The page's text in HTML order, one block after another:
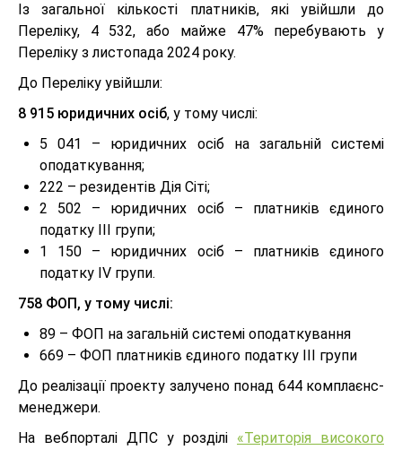
Із загальної кількості платників, які увійшли до
Переліку, 4 532, або майже 47% перебувають у
Переліку з листопада 2024 року.
До Переліку увійшли:
8 915 юридичних осіб, у тому числі:
5 041 – юридичних осіб на загальній системі
оподаткування;
222 – резидентів Дія Сіті;
2 502 – юридичних осіб – платників єдиного
податку ІІІ групи;
1 150 – юридичних осіб – платників єдиного
податку IV групи.
758 ФОП, у тому числі:
89 – ФОП на загальній системі оподаткування
669 – ФОП платників єдиного податку ІІІ групи
До реалізації проекту залучено понад 644 комплаєнс-
менеджери.
На вебпорталі ДПС у розділі «Територія високого